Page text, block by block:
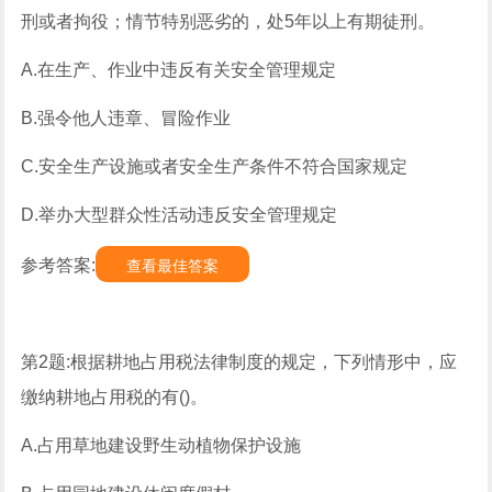
刑或者拘役；情节特别恶劣的，处5年以上有期徒刑。
A.在生产、作业中违反有关安全管理规定
B.强令他人违章、冒险作业
C.安全生产设施或者安全生产条件不符合国家规定
D.举办大型群众性活动违反安全管理规定
参考答案: 查看最佳答案
第2题:根据耕地占用税法律制度的规定，下列情形中，应
缴纳耕地占用税的有()。
A.占用草地建设野生动植物保护设施